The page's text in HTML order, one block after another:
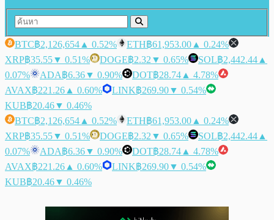
BTC฿2,126,654 ▲ 0.52% ETH฿61,953.00 ▲ 0.24%
XRP฿35.55▼ 0.51% DOGE฿2.32 ▼ 0.65% SOL฿2,442.44 ▲
0.07%
ADA฿6.36▼ 0.90% DOT฿28.74 ▲ 4.78%
AVAX฿221.26 ▲ 0.60% LINK฿269.90▼ 0.54%
KUB฿20.46▼ 0.46%
BTC฿2,126,654 ▲ 0.52% ETH฿61,953.00 ▲ 0.24%
XRP฿35.55▼ 0.51% DOGE฿2.32 ▼ 0.65% SOL฿2,442.44 ▲
0.07%
ADA฿6.36▼ 0.90% DOT฿28.74 ▲ 4.78%
AVAX฿221.26 ▲ 0.60% LINK฿269.90▼ 0.54%
KUB฿20.46▼ 0.46%